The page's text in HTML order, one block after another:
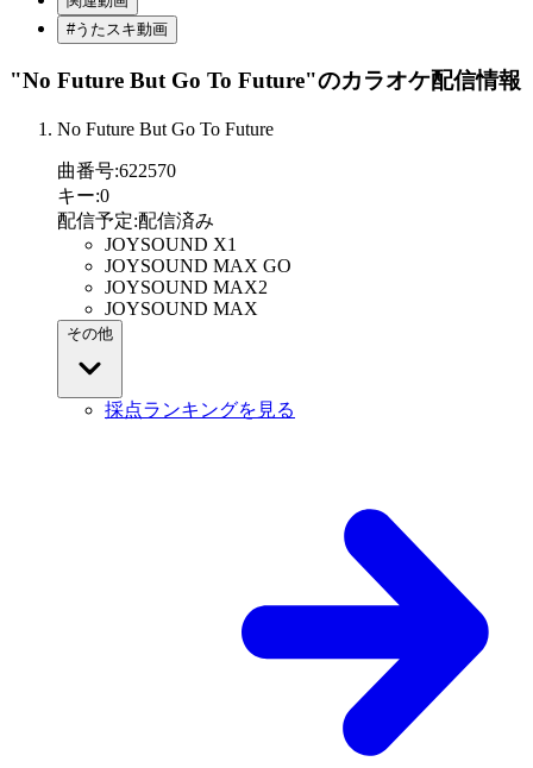
#うたスキ動画
"No Future But Go To Future"のカラオケ配信情報
No Future But Go To Future
曲番号:622570
キー:0
配信予定:配信済み
JOYSOUND X1
JOYSOUND MAX GO
JOYSOUND MAX2
JOYSOUND MAX
その他
採点ランキングを見る